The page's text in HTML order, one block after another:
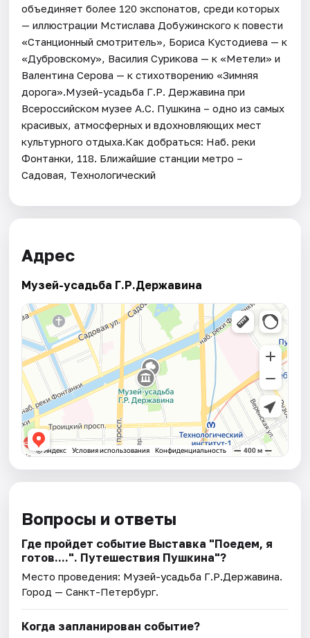
объединяет более 120 экспонатов, среди которых
— иллюстрации Мстислава Добужинского к повести
«Станционный смотритель», Бориса Кустодиева — к
«Дубровскому», Василия Сурикова — к «Метели» и
Валентина Серова — к стихотворению «Зимняя
дорога».Музей-усадьба Г.Р. Державина при
Всероссийском музее А.С. Пушкина – одно из самых
красивых, атмосферных и вдохновляющих мест
культурного отдыха.Как добраться: Наб. реки
Фонтанки, 118. Ближайшие станции метро –
Садовая, Технологический
Адрес
Музей-усадьба Г.Р.Державина
Вопросы и ответы
Где пройдет событие Выставка "Поедем, я
готов....". Путешествия Пушкина"?
Место проведения: Музей-усадьба Г.Р.Державина.
Город — Санкт-Петербург.
Когда запланирован событие?